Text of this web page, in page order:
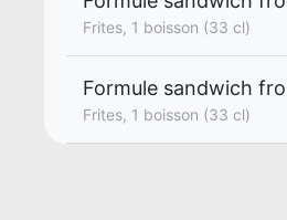
Frites, 1 boisson (33 cl)
Formule sandwich
Frites, 1 boisson (33 cl)